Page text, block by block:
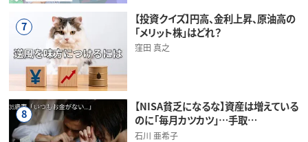
7
【投資クイズ】円高、金利上昇、原油高の
「メリット株」はどれ？
窪田 真之
8
【NISA貧乏になるな】資産は増えている
のに「毎月カツカツ」…手取…
石川 亜希子